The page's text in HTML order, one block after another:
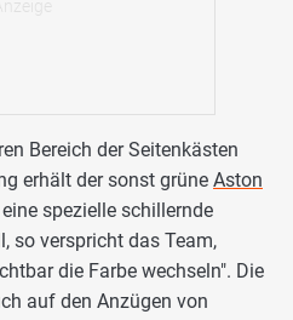
Bereich der Seitenkästen
erhält der sonst grüne Aston
spezielle schillernde
so verspricht das Team,
die Farbe wechseln". Die
auf den Anzügen von